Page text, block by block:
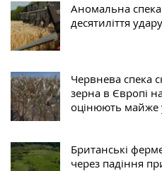
Аномальна
десятиліття
Червнева спека
зерна в Європі
оцінюють майже
Британські
через падіння